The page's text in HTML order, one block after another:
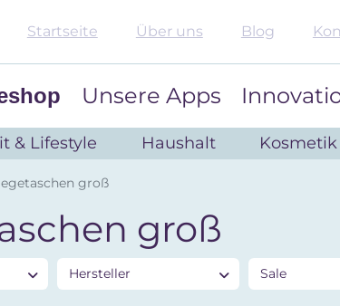
Startseite Über uns Blog
Unsere Apps
& Lifestyle Haushalt
groß
groß
Hersteller Sale